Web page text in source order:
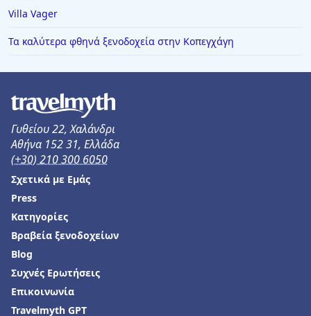
Ξενοδοχεία στο Πεταλίδι
Ξενοδοχεία σε Σκαραμαγκάς
Villa Vager
Τα καλύτερα φθηνά ξενοδοχεία στην Κοπεγχάγη
Γυθείου 22, Χαλάνδρι
Αθήνα 152 31, Ελλάδα
(+30) 210 300 6050
Σχετικά με Εμάς
Press
Κατηγορίες
Βραβεία ξενοδοχείων
Blog
Συχνές Ερωτήσεις
Επικοινωνία
Travelmyth GPT